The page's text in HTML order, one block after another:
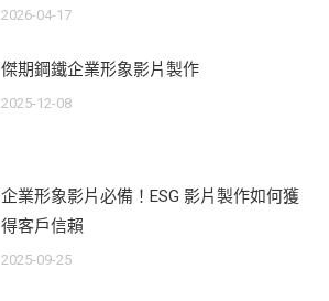
2026-04-17
傑期鋼鐵企業形象影片製作
2025-12-08
企業形象影片必備！ESG 影片製作如何獲
得客戶信賴
2025-09-25